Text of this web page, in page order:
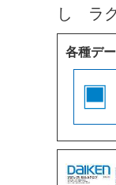
し ラ
各種デ